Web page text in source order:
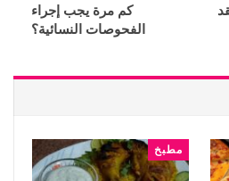
كم مرة يجب إجراء
الفحوصات النسائية؟
مطبخ